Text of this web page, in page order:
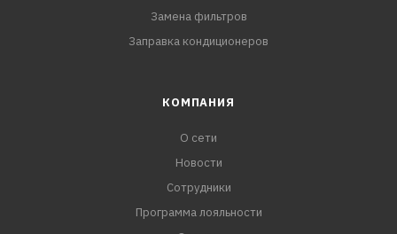
Замена фильтров
Заправка кондиционеров
КОМПАНИЯ
О сети
Новости
Сотрудники
Программа лояльности